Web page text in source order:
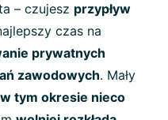
– czujesz przypływ
czas na
prywatnych
zawodowych. Mały
tym okresie nieco